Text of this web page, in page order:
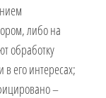
либо на
обработку
его интересах;
–